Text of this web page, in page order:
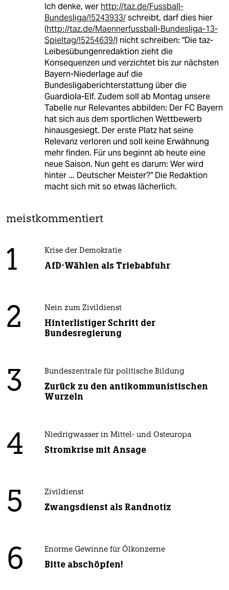
Ich denke, wer http://taz.de/Fussball-
Bundesliga/!5243933/schreibt, darf dies hier
(http://taz.de/Maennerfussball-Bundesliga-13-
Spieltag/!5254639/) nicht schreiben: "Die taz-
Leibesübungenredaktion zieht die
Konsequenzen und verzichtet bis zur nächsten
Bayern-Niederlage auf die
Bundesligaberichterstattung über die
Guardiola-Elf. Zudem soll ab Montag unsere
Tabelle nur Relevantes abbilden: Der FC Bayern
hat sich aus dem sportlichen Wettbewerb
hinausgesiegt. Der erste Platz hat seine
Relevanz verloren und soll keine Erwähnung
mehr finden. Für uns beginnt ab heute eine
neue Saison. Nun geht es darum: Wer wird
hinter ... Deutscher Meister?" Die Redaktion
macht sich mit so etwas lächerlich.
meistkommentiert
1 Krise der Demokratie
AfD-Wählen als Triebabfuhr
2 Nein zum Zivildienst
Hinterlistiger Schritt der
Bundesregierung
3 Bundeszentrale für politische Bildung
Zurück zu den antikommunistischen
Wurzeln
4 Niedrigwasser in Mittel- und Osteuropa
Stromkrise mit Ansage
5 Zivildienst
Zwangsdienst als Randnotiz
6 Enorme Gewinne für Ölkonzerne
Bitte abschöpfen!